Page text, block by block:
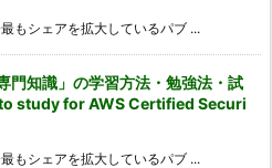
もシェアを拡大しているパブ ...
門知識」の学習方法・勉強法・試
study for AWS Certified Securi
もシェアを拡大しているパブ ...